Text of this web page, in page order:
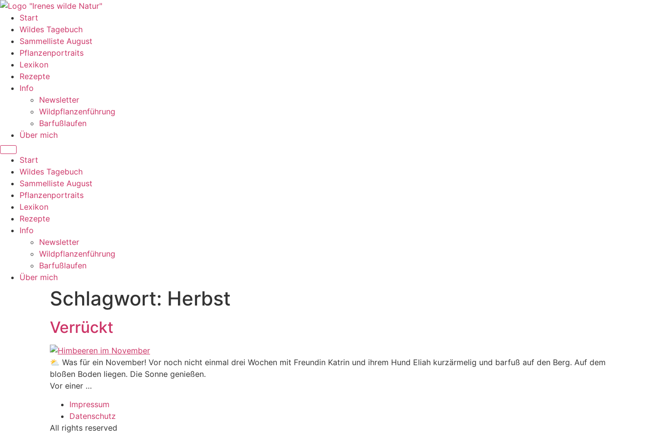
Zum
Inhalt
wechseln
Start
Wildes Tagebuch
Sammelliste August
Pflanzenportraits
Lexikon
Rezepte
Info
Newsletter
Wildpflanzenführung
Barfußlaufen
Über mich
Start
Wildes Tagebuch
Sammelliste August
Pflanzenportraits
Lexikon
Rezepte
Info
Newsletter
Wildpflanzenführung
Barfußlaufen
Über mich
Schlagwort: Herbst
Verrückt
⛅ Was für ein November! Vor noch nicht einmal drei Wochen mit Freundin Katrin und ihrem Hund Eliah kurzärmelig und barfuß auf den Berg. Auf dem
bloßen Boden liegen. Die Sonne genießen.
Vor einer …
Impressum
Datenschutz
All rights reserved